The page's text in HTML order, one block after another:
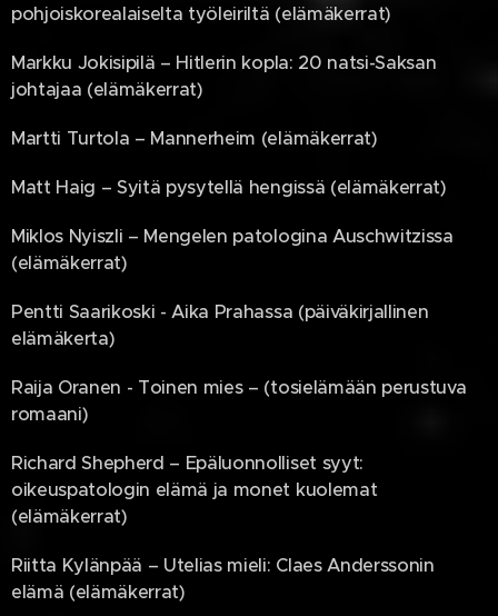
pohjoiskorealaiselta työleiriltä (elämäkerrat)
Markku Jokisipilä – Hitlerin kopla: 20 natsi-Saksan
johtajaa (elämäkerrat)
Martti Turtola – Mannerheim (elämäkerrat)
Matt Haig – Syitä pysytellä hengissä (elämäkerrat)
Miklos Nyiszli – Mengelen patologina Auschwitzissa
(elämäkerrat)
Pentti Saarikoski - Aika Prahassa (päiväkirjallinen
elämäkerta)
Raija Oranen - Toinen mies – (tosielämään perustuva
romaani)
Richard Shepherd – Epäluonnolliset syyt:
oikeuspatologin elämä ja monet kuolemat
(elämäkerrat)
Riitta Kylänpää – Utelias mieli: Claes Anderssonin
elämä (elämäkerrat)